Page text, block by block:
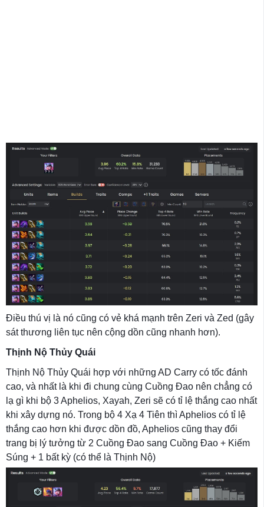
Điều thú vị là nó cũng có vẻ khá mạnh trên Zeri và Zed (gây
sát thương liên tục nên cộng dồn cũng nhanh hơn).
Thịnh Nộ Thủy Quái
Thịnh Nộ Thủy Quái hợp với những AD Carry có tốc đánh
cao, và nhất là khi đi chung cùng Cuồng Đao nên chẳng có
lạ gì khi bộ 3 Aphelios, Xayah, Zeri sẽ có tỉ lệ thắng cao nhất
khi xây dựng nó. Trong bộ 4 Xạ 4 Tiên thì Aphelios có tỉ lệ
thắng cao hơn khi được dồn đồ, Aphelios cũng thay đổi
trang bị lý tưởng từ 2 Cuồng Đao sang Cuồng Đao + Kiếm
Súng + 1 bất kỳ (có thể là Thịnh Nộ)